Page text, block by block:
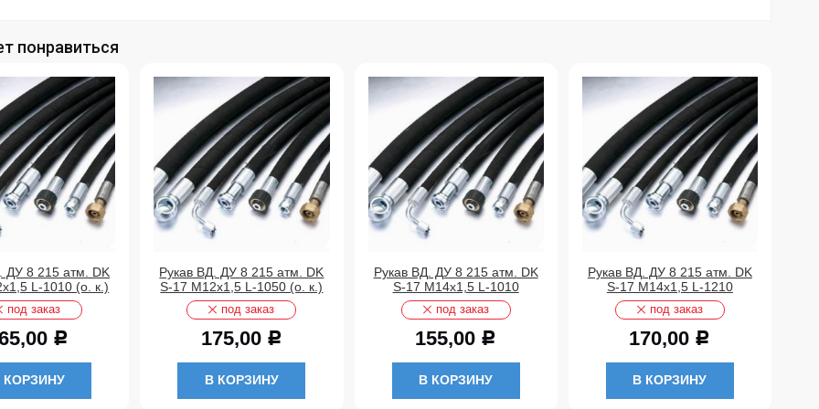
понравиться
ДУ 8 215 атм. DK
L-1010 (о. к.)
под заказ
Р
КОРЗИНУ
Рукав ВД. ДУ 8 215 атм. DK
S-17 М12х1,5 L-1050 (о. к.)
под заказ
175,00 Р
В КОРЗИНУ
Рукав ВД. ДУ 8 215 атм. DK
S-17 М14х1,5 L-1010
под заказ
155,00 Р
В КОРЗИНУ
Рукав ВД. ДУ 8 215 атм. DK
S-17 М14х1,5 L-1210
под заказ
170,00 Р
В КОРЗИНУ